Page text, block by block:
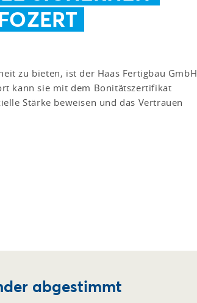
zu bieten, ist der Haas Fertigbau GmbH
kann sie mit dem Bonitätszertifikat
Stärke beweisen und das Vertrauen
abgestimmt